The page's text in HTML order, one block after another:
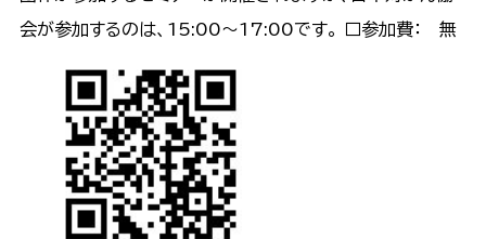
会が参加するのは、15:00〜17:00です。 □参加費： 無